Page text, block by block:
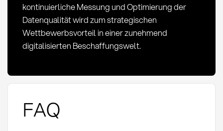
kontinuierliche Messung und Optimierung der
Datenqualität wird zum strategischen
Wettbewerbsvorteil in einer zunehmend
digitalisierten Beschaffungswelt.
FAQ